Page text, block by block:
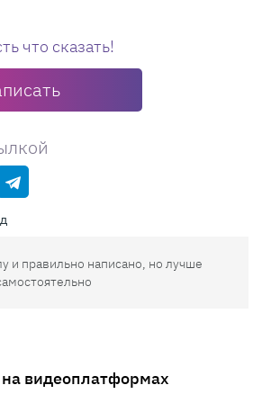
что сказать!
и правильно написано, но лучше
видеоплатформах